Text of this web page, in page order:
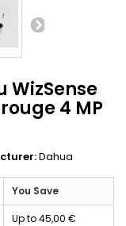
WizSense
4 MP
Dahua
You Save
Up to45,00 €